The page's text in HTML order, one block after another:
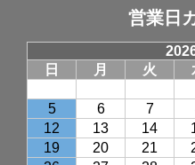
営業日